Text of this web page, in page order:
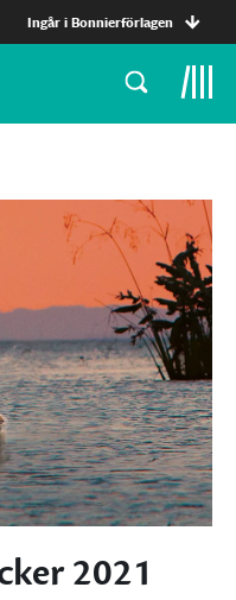
Ingår i Bonnierförlagen
2021